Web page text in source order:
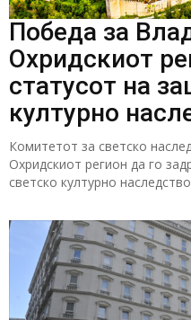
Победа за
Охридскиот
статусот на
културно
Комитетот за светско
Охридскиот регион да го
светско културно